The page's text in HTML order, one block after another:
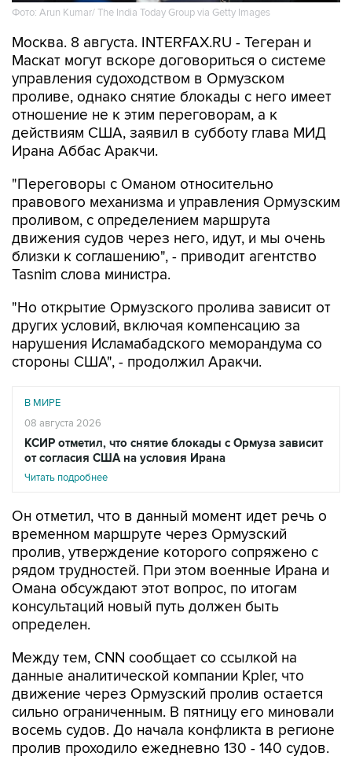
Москва. 8 августа. INTERFAX.RU - Тегеран и
управления судоходством в Ормузском
проливе, однако снятие блокады с него имеет
отношение не к этим переговорам, а к
действиям США, заявил в субботу глава МИД
Ирана Аббас Аракчи.
"Переговоры с Оманом относительно
проливом, с определением маршрута
движения судов через него, идут, и мы очень
близки к соглашению", - приводит агентство
Tasnim слова министра.
"Но открытие Ормузского пролива зависит от
нарушения Исламабадского меморандума со
стороны США", - продолжил Аракчи.
В МИРЕ
КСИР отметил, что снятие блокады с Ормуза зависит
от согласия США на условия Ирана
Читать подробнее
Он отметил, что в данный момент идет речь о
пролив, утверждение которого сопряжено с
рядом трудностей. При этом военные Ирана и
Омана обсуждают этот вопрос, по итогам
консультаций новый путь должен быть
определен.
Между тем, CNN сообщает со ссылкой на
движение через Ормузский пролив остается
сильно ограниченным. В пятницу его миновали
восемь судов. До начала конфликта в регионе
пролив проходило ежедневно 130 - 140 судов.
Накануне агентство IRNA со ссылкой на